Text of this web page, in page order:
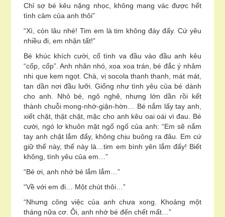
Chỉ sợ bé kêu nặng nhọc, không mang vác được hết
tình cảm của anh thôi”
“Xì, còn lâu nhé! Tim em là tim không đáy đấy. Cứ yêu
nhiều đi, em nhận tất!”
Bé khúc khích cười, cố tình va đầu vào đầu anh kêu
“cốp, cốp”. Anh nhăn nhó, xoa xoa trán, bé đắc ý nhâm
nhi que kem ngọt. Chà, vị socola thanh thanh, mát mát,
tan dần nơi đầu lưỡi. Giống như tình yêu của bé dành
cho anh. Nhỏ bé, ngô nghê, nhưng lớn dần rồi kết
thành chuỗi mong-nhớ-giận-hờn… Bé nắm lấy tay anh,
xiết chặt, thật chặt, mặc cho anh kêu oai oái vì đau. Bé
cười, ngó lơ khuôn mặt ngố ngố của anh: “Em sẽ nắm
tay anh chặt lắm đấy, không chịu buông ra đâu. Em cứ
giữ thế này, thế này là…tim em bình yên lắm đấy! Biết
không, tình yêu của em…”
“Bé ơi, anh nhớ bé lắm lắm…”
“Về với em đi… Một chút thôi…”
“Nhưng công việc của anh chưa xong. Khoảng một
tháng nữa cơ. Ôi, anh nhớ bé đến chết mất…”